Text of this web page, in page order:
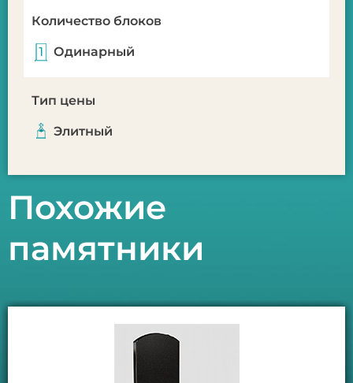
Количество блоков
Одинарный
Тип цены
Элитный
Похожие
памятники